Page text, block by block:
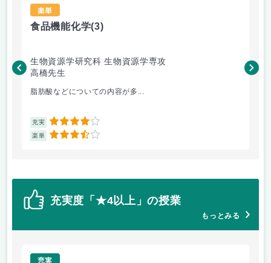
楽単
食品機能化学(3)
生物資源学研究科 生物資源学専攻
高橋先生
脂肪酸などについての内容が多...
充実 4
楽単 3.5
サ
充実度「★4以上」の授業
もっとみる
充実